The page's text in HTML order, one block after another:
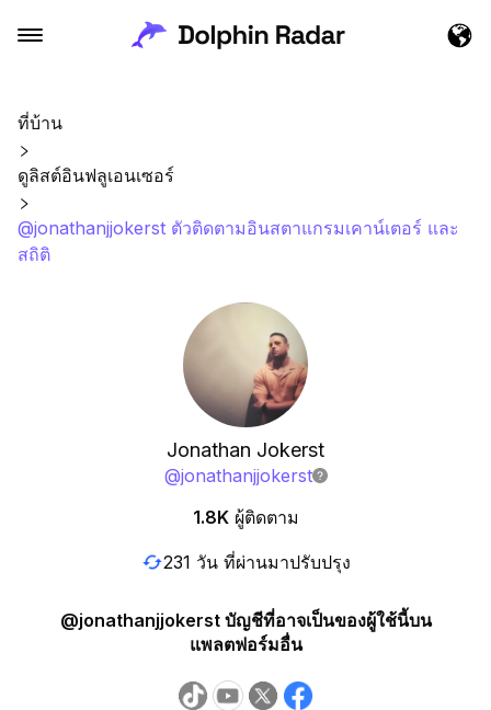
ที่บ้าน
ดูลิสต์อินฟลูเอนเซอร์
@jonathanjjokerst ตัวติดตามอินสตาแกรมเคาน์เตอร์ และ
สถิติ
Jonathan Jokerst
@jonathanjjokerst
1.8K ผู้ติดตาม
231 วัน ที่ผ่านมาปรับปรุง
@jonathanjjokerst บัญชีที่อาจเป็นของผู้ใช้นี้บน
แพลตฟอร์มอื่น